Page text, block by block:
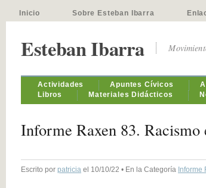
Inicio Sobre Esteban Ibarra
Esteban Ibarra
Actividades Apuntes Cívicos
Libros
Materiales Didácticos
Informe Raxen 83. Racismo
Escrito por patricia el 10/10/22 • En la Categoría Informe